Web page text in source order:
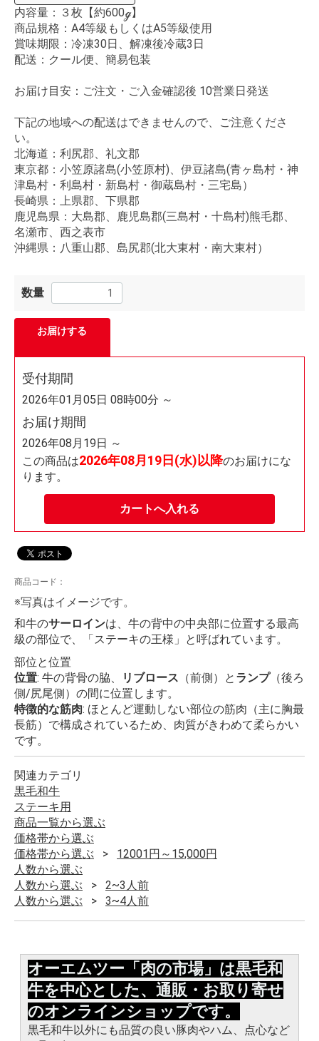
内容量：３枚【約600ℊ】
商品規格：A4等級もしくはA5等級使用
賞味期限：冷凍30日、解凍後冷蔵3日
配送：クール便、簡易包装
お届け目安：ご注文・ご入金確認後 10営業日発送
下記の地域への配送はできませんので、ご注意くださ
い。
北海道：利尻郡、礼文郡
東京都：小笠原諸島(小笠原村)、伊豆諸島(青ヶ島村・神
津島村・利島村・新島村・御蔵島村・三宅島）
長崎県：上県郡、下県郡
鹿児島県：大島郡、鹿児島郡(三島村・十島村)熊毛郡、
名瀬市、西之表市
沖縄県：八重山郡、島尻郡(北大東村・南大東村）
数量
お届けする
カートへ入れる
受付期間
2026年01月05日 08時00分 ～
お届け期間
2026年08月19日 ～
この商品は2026年08月19日(水)以降のお届けにな
ります。
商品コード：
※写真はイメージです。
和牛のサーロインは、牛の背中の中央部に位置する最高
級の部位で、「ステーキの王様」と呼ばれています。
部位と位置
位置: 牛の背骨の脇、 リブロース （前側）と ランプ（後ろ
側/尻尾側）の間に位置します。
特徴的な筋肉: ほとんど運動しない部位の筋肉（主に胸最
長筋）で構成されているため、肉質がきわめて柔らかい
です。
関連カテゴリ
黒毛和牛
ステーキ用
商品一覧から選ぶ
価格帯から選ぶ
価格帯から選ぶ
12001円～15,000円
人数から選ぶ
人数から選ぶ
2~3人前
人数から選ぶ
3~4人前
オーエムツー「肉の市場」は黒毛和
牛を中心とした、通販・お取り寄せ
のオンラインショップです。
黒毛和牛以外にも品質の良い豚肉やハム、点心など